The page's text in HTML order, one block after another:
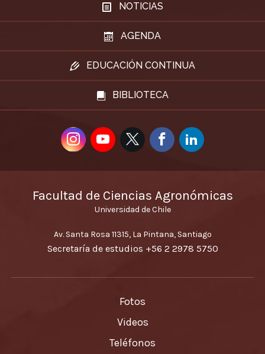
NOTICIAS
AGENDA
EDUCACIÓN CONTINUA
BIBLIOTECA
Facultad de Ciencias Agronómicas
Universidad de Chile
Av. Santa Rosa 11315, La Pintana, Santiago
Secretaría de estudios +56 2 2978 5750
Fotos
Videos
Teléfonos